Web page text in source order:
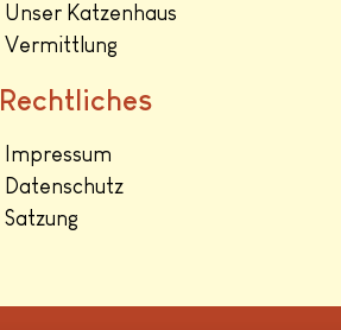
Unser Katzenhaus
Vermittlung
Rechtliches
Impressum
Datenschutz
Satzung